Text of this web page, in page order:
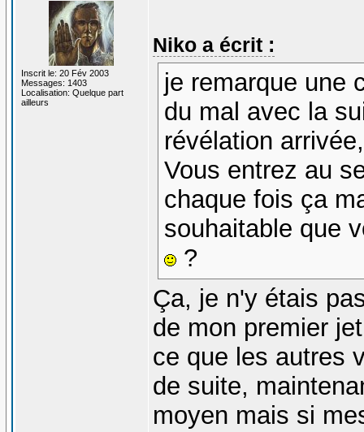
Inscrit le: 20 Fév 2003
Messages: 1403
Localisation: Quelque part
ailleurs
Niko a écrit :
je remarque une
du mal avec la
révélation
Vous entrez au
chaque fois ça
souhaitable que
?
Ça, je n'y étais
de mon premier
ce que les autres
de suite,
moyen mais si